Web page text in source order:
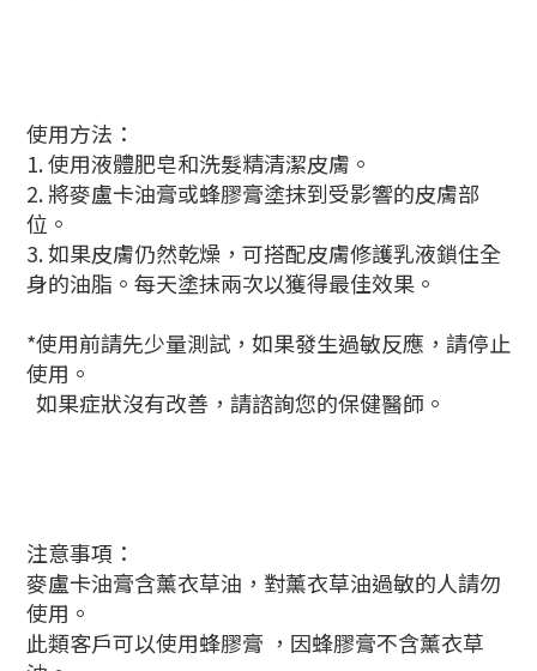
使用方法：
1. 使用液體肥皂和洗髮精清潔皮膚。
2. 將麥盧卡油膏或蜂膠膏塗抹到受影響的皮膚部
位。
3. 如果皮膚仍然乾燥，可搭配皮膚修護乳液鎖住全
身的油脂。每天塗抹兩次以獲得最佳效果。
*使用前請先少量測試，如果發生過敏反應，請停止
使用。
如果症狀沒有改善，請諮詢您的保健醫師。
注意事項：
麥盧卡油膏含薰衣草油，對薰衣草油過敏的人請勿
使用。
此類客戶可以使用蜂膠膏 ，因蜂膠膏不含薰衣草